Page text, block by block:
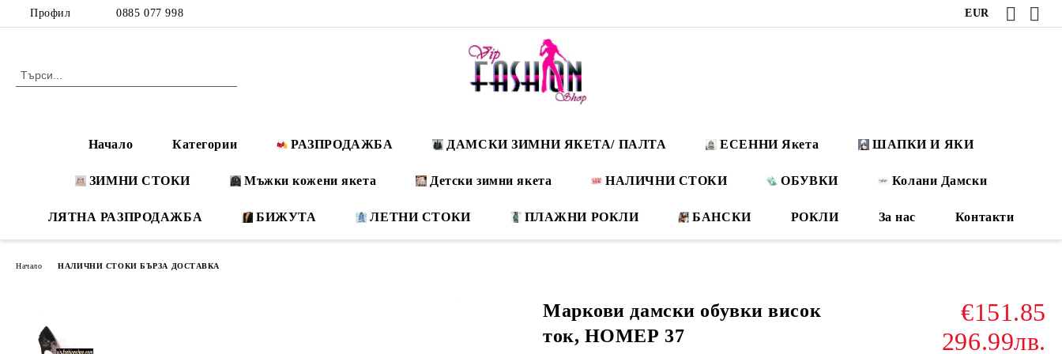
Профил 0885 077 998 EUR
Начало Категории РАЗПРОДАЖБА ДАМСКИ ЗИМНИ ЯКЕТА/ ПАЛТА ЕСЕННИ Якета ШАПКИ И ЯКИ
ЗИМНИ СТОКИ Мъжки кожени якета Детски зимни якета НАЛИЧНИ СТОКИ ОБУВКИ Колани Дамски
ЛЯТНА РАЗПРОДАЖБА БИЖУТА ЛЕТНИ СТОКИ ПЛАЖНИ РОКЛИ БАНСКИ РОКЛИ За нас Контакти
Начало НАЛИЧНИ СТОКИ БЪРЗА ДОСТАВКА
Маркови дамски обувки висок
ток, НОМЕР 37
€151.85
296.99лв.